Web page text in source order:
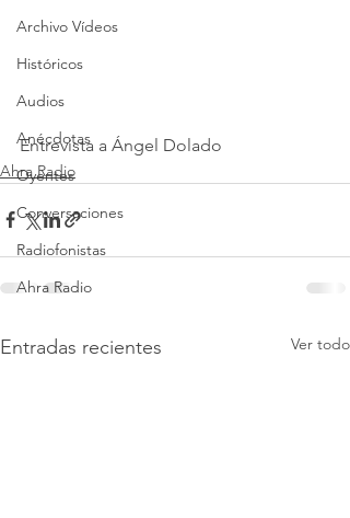
Archivo Vídeos
Históricos
Audios
Anécdotas
Oyentes
Conversaciones
Radiofonistas
Ahra Radio
Entrevista a Ángel Dolado
Ahra Radio
Entradas recientes Ver todo